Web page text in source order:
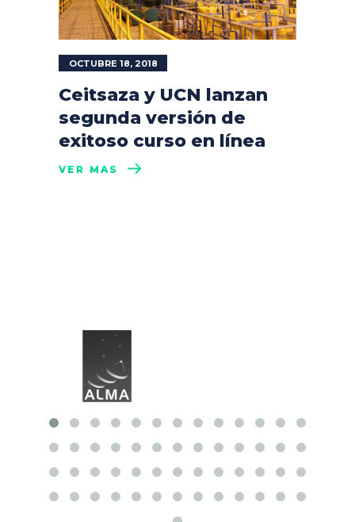
OCTUBRE 18, 2018
Ceitsaza y UCN lanzan
segunda versión de
exitoso curso en línea
VER MÁS